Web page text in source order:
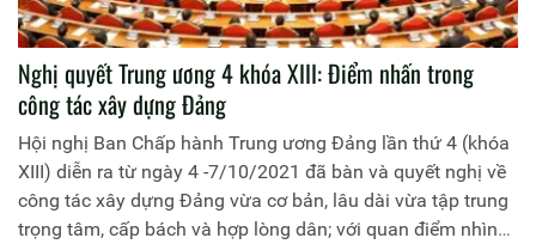
Nghị quyết Trung ương 4 khóa XIII: Điểm nhấn trong
công tác xây dựng Đảng
Hội nghị Ban Chấp hành Trung ương Đảng lần thứ 4 (khóa
XIII) diễn ra từ ngày 4 -7/10/2021 đã bàn và quyết nghị về
công tác xây dựng Đảng vừa cơ bản, lâu dài vừa tập trung
trọng tâm, cấp bách và hợp lòng dân; với quan điểm nhìn